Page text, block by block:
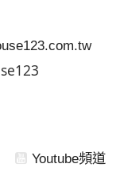
Youtube頻道